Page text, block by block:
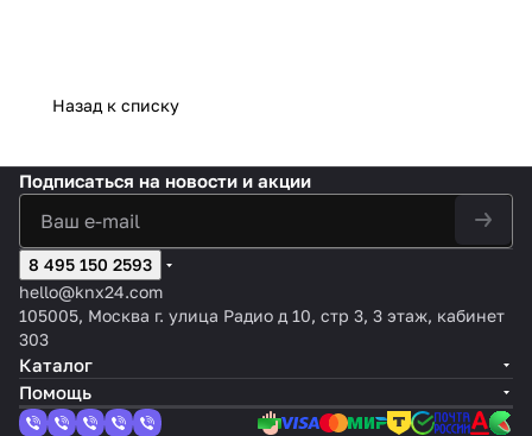
Назад к списку
Подписаться на новости и акции
8 495 150 2593
hello@knx24.com
105005, Москва г. улица Радио д 10, стр 3, 3 этаж, кабинет
303
Каталог
Помощь